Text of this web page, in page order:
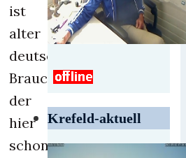
ist
alter
deutscher
Brauch,
der
hier
schon
Krefeld-aktuell